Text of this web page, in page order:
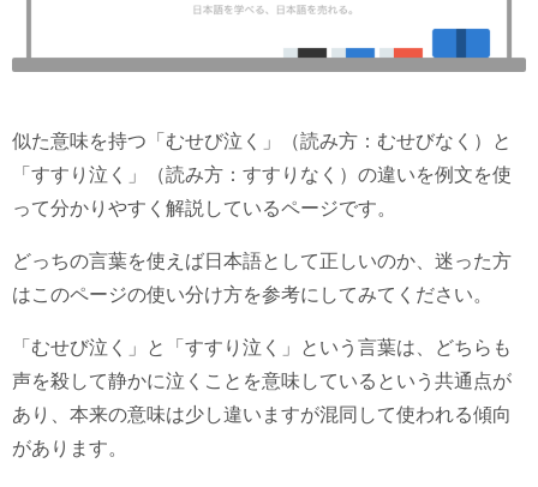
似た意味を持つ「むせび泣く」（読み方：むせびなく）と
「すすり泣く」（読み方：すすりなく）の違いを例文を使
って分かりやすく解説しているページです。
どっちの言葉を使えば日本語として正しいのか、迷った方
はこのページの使い分け方を参考にしてみてください。
「むせび泣く」と「すすり泣く」という言葉は、どちらも
声を殺して静かに泣くことを意味しているという共通点が
あり、本来の意味は少し違いますが混同して使われる傾向
があります。